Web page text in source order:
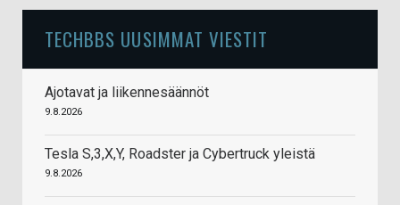
TECHBBS UUSIMMAT VIESTIT
Ajotavat ja liikennesäännöt
9.8.2026
Tesla S,3,X,Y, Roadster ja Cybertruck yleistä
9.8.2026